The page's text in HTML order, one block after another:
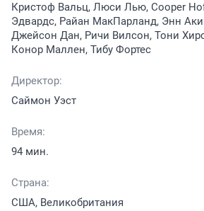
Кристоф Вальц, Люси Лью, Cooper
Эдвардс, Райан МакПарланд, Энн
Джейсон Дан, Ричи Вилсон, Тони
Конор Маллен, Тибу Фортес
Директор:
Саймон Уэст
Время:
94 мин.
Страна:
США, Великобритания